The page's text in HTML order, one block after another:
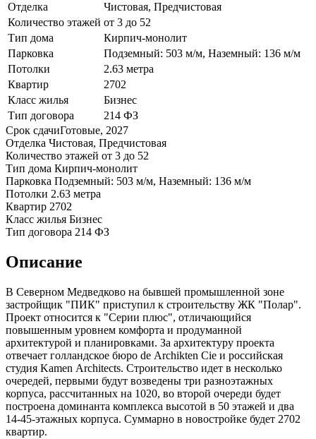
Отделка
Чистовая, Предчистовая
Количество этажей от 3 до 52
Тип дома
Кирпич-монолит
Парковка
Подземный: 503 м/м, Наземный: 136 м/м
Потолки
2.63 метра
Квартир
2702
Класс жилья
Бизнес
Тип договора
214 ФЗ
Срок сдачиГотовые, 2027
Отделка Чистовая, Предчистовая
Количество этажей от 3 до 52
Тип дома Кирпич-монолит
Парковка Подземный: 503 м/м, Наземный: 136 м/м
Потолки 2.63 метра
Квартир 2702
Класс жилья Бизнес
Тип договора 214 ФЗ
Описание
В Северном Медведково на бывшей промышленной зоне
застройщик "ПИК" приступил к строительству ЖК "Полар".
Проект относится к "Серии плюс", отличающийся
повышенным уровнем комфорта и продуманной
архитектурой и планировками. За архитектуру проекта
отвечает голландское бюро de Archikten Cie и российская
студия Kamen Architects. Строительство идет в несколько
очередей, первыми будут возведены три разноэтажных
корпуса, рассчитанных на 1020, во второй очереди будет
построена доминанта комплекса высотой в 50 этажей и два
14-45-этажных корпуса. Суммарно в новостройке будет 2702
квартир.